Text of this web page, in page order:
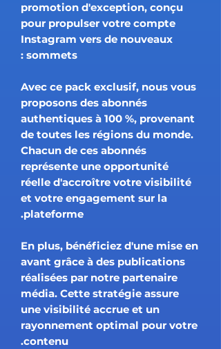
promotion d'exception, conçu
pour propulser votre compte
Instagram vers de nouveaux
sommets :
Avec ce pack exclusif, nous vous
proposons des abonnés
authentiques à 100 %, provenant
de toutes les régions du monde.
Chacun de ces abonnés
représente une opportunité
réelle d'accroître votre visibilité
et votre engagement sur la
plateforme.
En plus, bénéficiez d'une mise en
avant grâce à des publications
réalisées par notre partenaire
média. Cette stratégie assure
une visibilité accrue et un
rayonnement optimal pour votre
contenu.